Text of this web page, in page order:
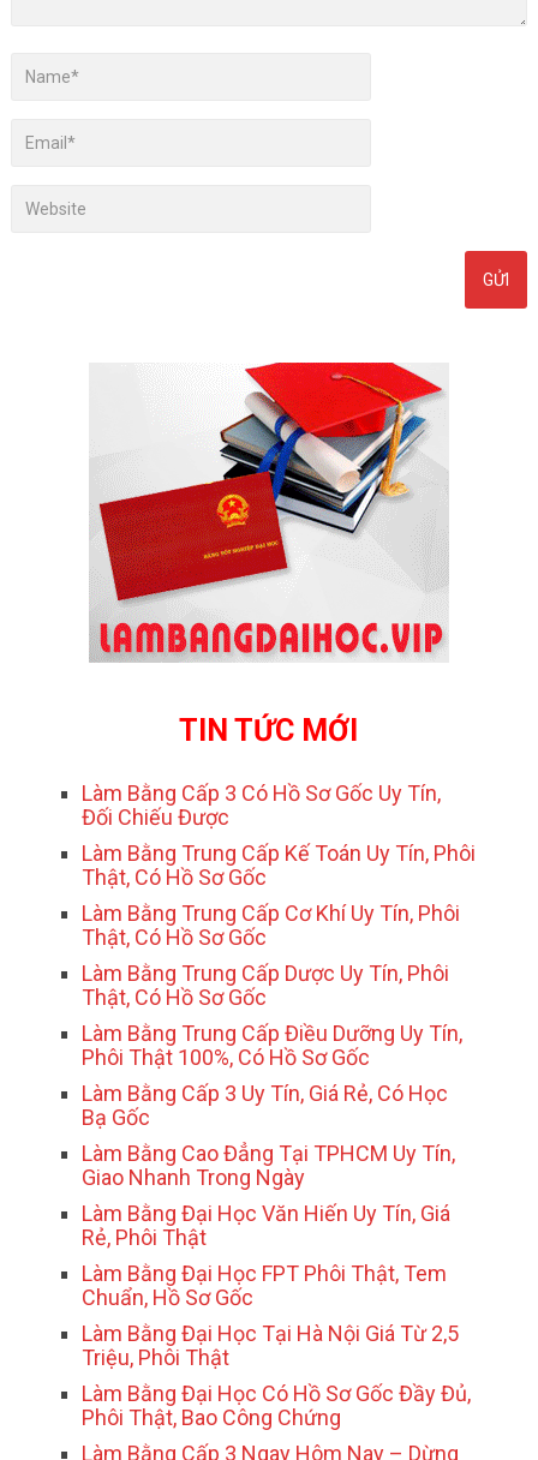
TIN TỨC MỚI
Làm Bằng Cấp 3 Có Hồ Sơ Gốc Uy Tín,
Đối Chiếu Được
Làm Bằng Trung Cấp Kế Toán Uy Tín, Phôi
Thật, Có Hồ Sơ Gốc
Làm Bằng Trung Cấp Cơ Khí Uy Tín, Phôi
Thật, Có Hồ Sơ Gốc
Làm Bằng Trung Cấp Dược Uy Tín, Phôi
Thật, Có Hồ Sơ Gốc
Làm Bằng Trung Cấp Điều Dưỡng Uy Tín,
Phôi Thật 100%, Có Hồ Sơ Gốc
Làm Bằng Cấp 3 Uy Tín, Giá Rẻ, Có Học
Bạ Gốc
Làm Bằng Cao Đẳng Tại TPHCM Uy Tín,
Giao Nhanh Trong Ngày
Làm Bằng Đại Học Văn Hiến Uy Tín, Giá
Rẻ, Phôi Thật
Làm Bằng Đại Học FPT Phôi Thật, Tem
Chuẩn, Hồ Sơ Gốc
Làm Bằng Đại Học Tại Hà Nội Giá Từ 2,5
Triệu, Phôi Thật
Làm Bằng Đại Học Có Hồ Sơ Gốc Đầy Đủ,
Phôi Thật, Bao Công Chứng
Làm Bằng Cấp 3 Ngay Hôm Nay – Dừng